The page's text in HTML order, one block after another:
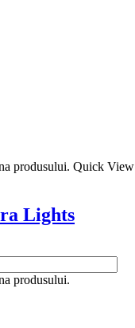
produsului. Quick View
Lights
produsului.